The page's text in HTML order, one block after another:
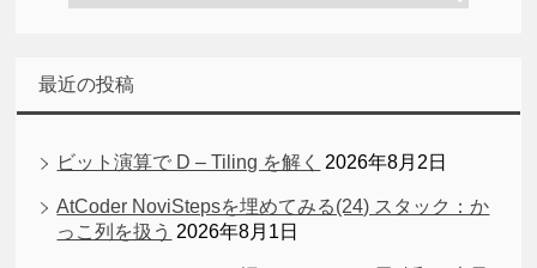
最近の投稿
ビット演算で D – Tiling を解く 2026年8月2日
AtCoder NoviStepsを埋めてみる(24) スタック：か
っこ列を扱う 2026年8月1日